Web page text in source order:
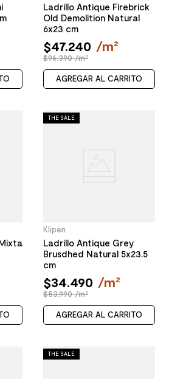
Ladrillo Antique Firebrick
Old Demolition Natural
6x23 cm
$47.240 /m²
$96.390 /m²
AGREGAR AL CARRITO
THE SALE
Klipen
Ladrillo Antique Grey
Brusdhed Natural 5x23.5
cm
$34.490 /m²
$53.990 /m²
AGREGAR AL CARRITO
THE SALE